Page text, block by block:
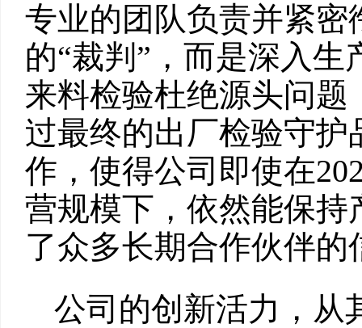
专业的团队负责并紧
的“裁判”，而是深入生
来料检验杜绝源头问
过最终的出厂检验守
作，使得公司即使在
营规模下，依然能保
了众多长期合作伙伴的
公司的创新活力，从